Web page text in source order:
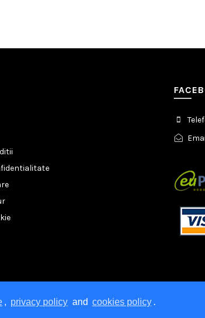
, privacy policy and cookies policy .
Consumatorului: 021 9551Protectia
funcționalităti specifice social media și pentru a